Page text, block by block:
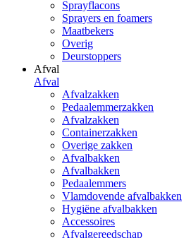
Sprayflacons
Sprayers en foamers
Maatbekers
Overig
Deurstoppers
Afval
Afval
Afvalzakken
Pedaalemmerzakken
Afvalzakken
Containerzakken
Overige zakken
Afvalbakken
Afvalbakken
Pedaalemmers
Vlamdovende afvalbakken
Hygiëne afvalbakken
Accessoires
Afvalgereedschap